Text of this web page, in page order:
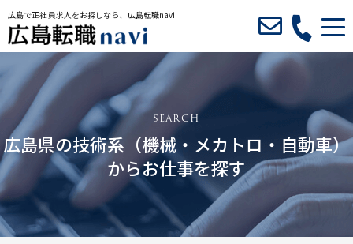
広島で正社員求人をお探しなら、広島転職navi
広島県の技術系（機械・メカトロ・自動車）
からお仕事を探す